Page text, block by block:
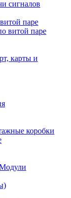
сигналов
паре
витой паре
карты и
коробки